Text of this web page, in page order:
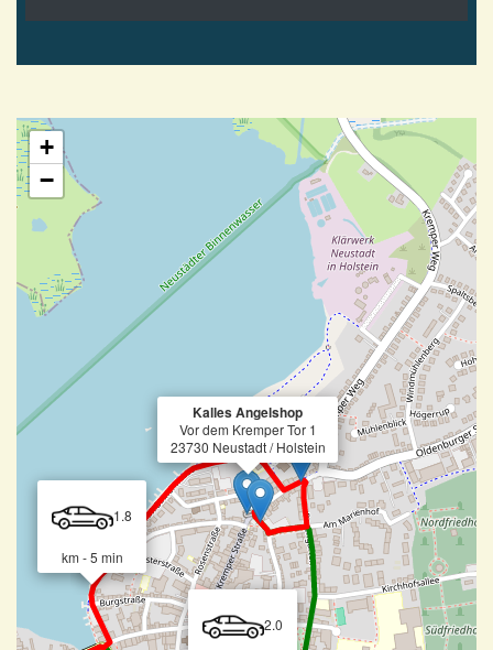
Kalles Angelshop
Vor dem Kremper Tor 1
23730 Neustadt / Holstein
2.0
1.8
km - 5 min
+
−